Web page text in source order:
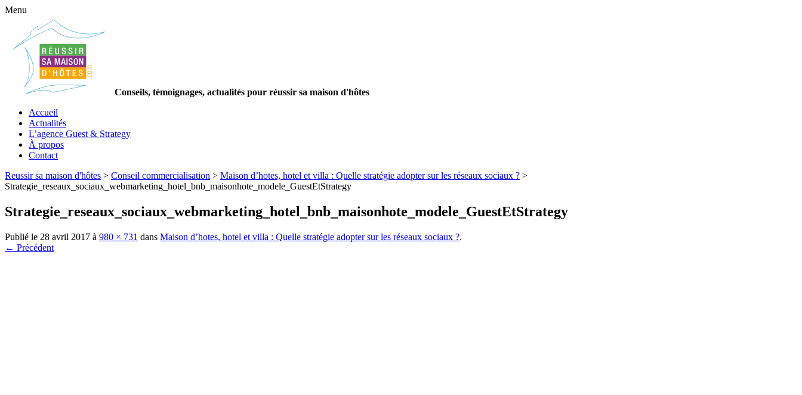
Menu
Conseils, témoignages, actualités pour réussir sa maison d'hôtes
Accueil
Actualités
L’agence Guest & Strategy
À propos
Contact
Reussir sa maison d'hôtes > Conseil commercialisation > Maison d’hotes, hotel et villa : Quelle stratégie adopter sur les réseaux sociaux ? >
Strategie_reseaux_sociaux_webmarketing_hotel_bnb_maisonhote_modele_GuestEtStrategy
Strategie_reseaux_sociaux_webmarketing_hotel_bnb_maisonhote_modele_GuestEtStrategy
Publié le 28 avril 2017 à 980 × 731 dans Maison d’hotes, hotel et villa : Quelle stratégie adopter sur les réseaux sociaux ?.
← Précédent